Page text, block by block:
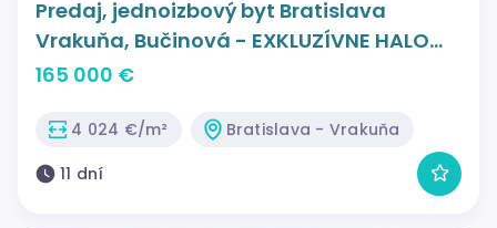
Predaj, jednoizbový byt Bratislava
Vrakuňa, Bučinová - EXKLUZÍVNE HALO
REALITY
165 000 €
4 024 €/m²
Bratislava - Vrakuňa
11 dní